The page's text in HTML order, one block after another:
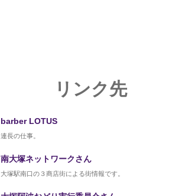
リンク先
barber LOTUS
連長の仕事。
南大塚ネットワークさん
大塚駅南口の３商店街による街情報です。